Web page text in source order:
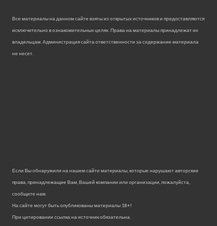
Все материалы на данном сайте взяты из открытых источников и предоставляются
исключительно в ознакомительных целях. Права на материалы принадлежат их
владельцам. Администрация сайта ответственности за содержание материала
не несет.
Если Вы обнаружили на нашем сайте материалы, которые нарушают авторские
права, принадлежащие Вам, Вашей компании или организации, пожалуйста,
сообщите нам.
На сайте могут быть опубликованы материалы 18+!
При цитировании ссылка на источник обязательна.